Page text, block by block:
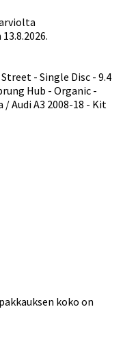
- Single Disc - 9.4
Hub - Organic -
Audi A3 2008-18 - Kit
koko on